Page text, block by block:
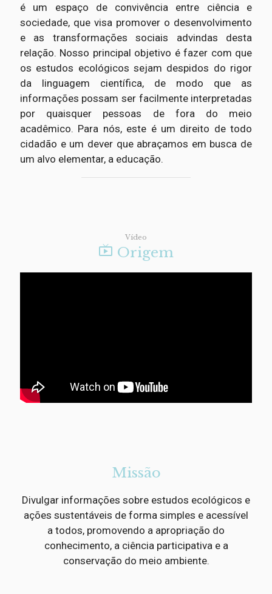
é um espaço de convivência entre ciência e
sociedade, que visa promover o desenvolvimento
e as transformações sociais advindas desta
relação. Nosso principal objetivo é fazer com que
os estudos ecológicos sejam despidos do rigor
da linguagem científica, de modo que as
informações possam ser facilmente interpretadas
por quaisquer pessoas de fora do meio
acadêmico. Para nós, este é um direito de todo
cidadão e um dever que abraçamos em busca de
um alvo elementar, a educação.
Vídeo
 Origem
Missão
Divulgar informações sobre estudos ecológicos e
ações sustentáveis de forma simples e acessível
a todos, promovendo a apropriação do
conhecimento, a ciência participativa e a
conservação do meio ambiente.